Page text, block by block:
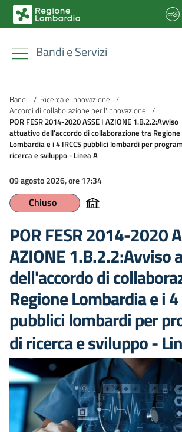
Bandi e Servizi
Bandi / Ricerca e Innovazione /
Accordi di collaborazione per l'innovazione /
POR FESR 2014-2020 ASSE I AZIONE 1.B.2.2:Avviso
attuativo dell'accordo di collaborazione tra Regione
Lombardia e i 4 IRCCS pubblici lombardi per
ricerca e sviluppo - Linea A
09 agosto 2026, ore 17:34
Chiuso
POR FESR 2014-2020
AZIONE 1.B.2.2:Avviso
dell'accordo di
Regione Lombardia e i 4
pubblici lombardi per
di ricerca e sviluppo -